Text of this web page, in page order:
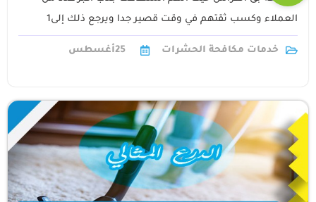
العملاء وكسب ثقتهم في وقت قصير جدا ويرجع ذلك إلى1
خدمات مكافحة الحشرات 25أغسطس